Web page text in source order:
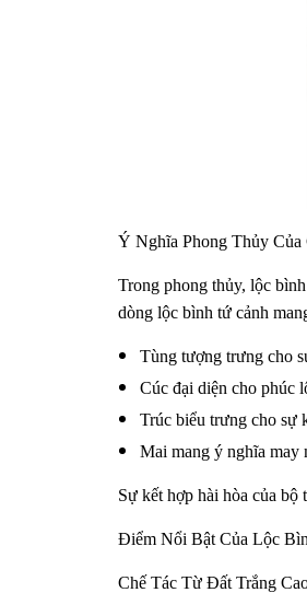
Ý Nghĩa Phong Thủy
Trong phong thủy, lộc
dòng lộc bình tứ cảnh
Tùng tượng trưng cho
Cúc đại diện cho phúc
Trúc biểu trưng cho sự
Mai mang ý nghĩa may
Sự kết hợp hài hòa của
Điểm Nổi Bật Của Lộc
Chế Tác Từ Đất Trắng